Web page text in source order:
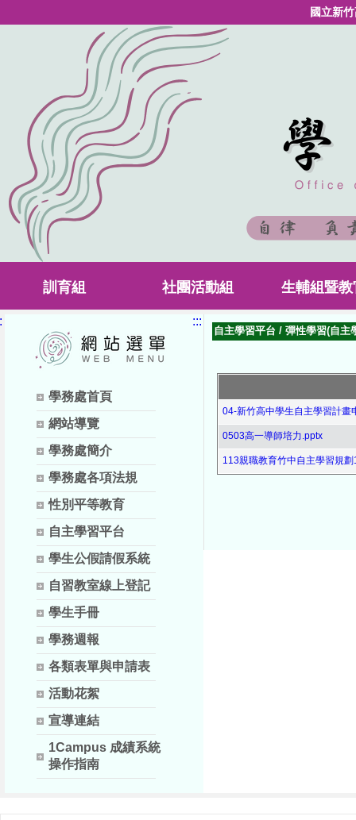
國立新
訓育組 社團活動組 生輔組暨教
學務處首頁
網站導覽
學務處簡介
學務處各項法規
性別平等教育
自主學習平台
學生公假請假系統
自習教室線上登記
學生手冊
學務週報
各類表單與申請表
活動花絮
宣導連結
1Campus 成績系統
操作指南
:::
自主學習平台 / 彈性學習(自主
04-新竹高中學生自主學習計畫
0503高一導師培力.pptx
113親職教育竹中自主學習規